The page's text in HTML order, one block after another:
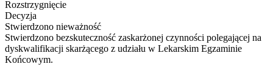
Rozstrzygnięcie
Decyzja
Stwierdzono nieważność
Stwierdzono bezskuteczność zaskarżonej czynności polegającej na
dyskwalifikacji skarżącego z udziału w Lekarskim Egzaminie
Końcowym.